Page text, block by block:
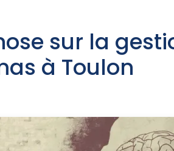
sur la
à Toulon